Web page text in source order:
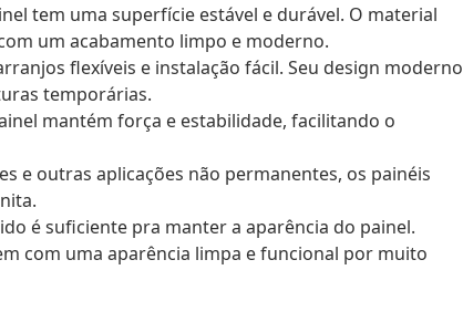
tem uma superfície estável e durável. O material
um acabamento limpo e moderno.
flexíveis e instalação fácil. Seu design moderno
temporárias.
mantém força e estabilidade, facilitando o
e outras aplicações não permanentes, os painéis
é suficiente pra manter a aparência do painel.
com uma aparência limpa e funcional por muito